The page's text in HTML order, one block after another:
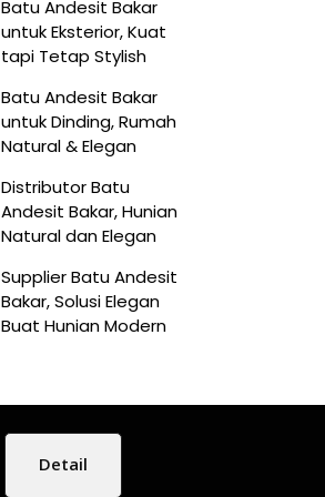
Batu Andesit Bakar
untuk Eksterior, Kuat
tapi Tetap Stylish
Batu Andesit Bakar
untuk Dinding, Rumah
Natural & Elegan
Distributor Batu
Andesit Bakar, Hunian
Natural dan Elegan
Supplier Batu Andesit
Bakar, Solusi Elegan
Buat Hunian Modern
Detail